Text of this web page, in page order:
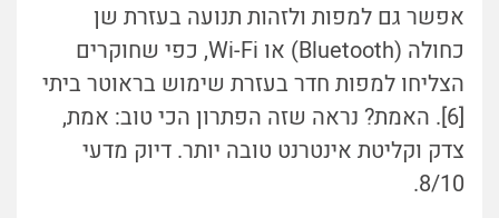
אפשר גם למפות ולזהות תנועה בעזרת שן
כחולה (Bluetooth) או Wi-Fi, כפי שחוקרים
הצליחו למפות חדר בעזרת שימוש בראוטר ביתי
[6]. האמת? נראה שזה הפתרון הכי טוב: אמת,
צדק וקליטת אינטרנט טובה יותר. דיוק מדעי
8/10.